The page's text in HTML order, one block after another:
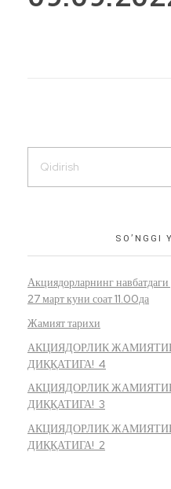
SO’NGGI
Акциядорларнинг
27 март куни соат 11.00да
Жамият тарихи
АКЦИЯДОРЛИК
ДИҚҚАТИГА! 4
АКЦИЯДОРЛИК
ДИҚҚАТИГА! 3
АКЦИЯДОРЛИК
ДИҚҚАТИГА! 2